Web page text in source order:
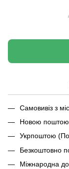
Самовивіз з
Новою поштою
Укрпоштою (По
Безкоштовно
Міжнародна